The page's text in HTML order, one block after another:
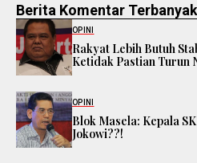
Berita Komentar Terbanyak
OPINI
Rakyat Lebih Butuh
Ketidak Pastian Turun
OPINI
Blok Masela: Kepala
Jokowi??!